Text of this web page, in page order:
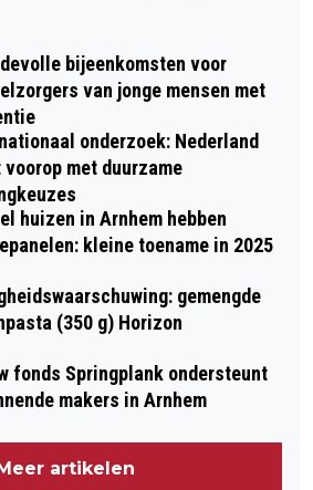
bijeenkomsten voor
van jonge mensen met
onderzoek: Nederland
voorop met duurzame
huizen in Arnhem hebben
kleine toename in 2025
gemengde
(350 g) Horizon
fonds Springplank ondersteunt
makers in Arnhem
Meer artikelen